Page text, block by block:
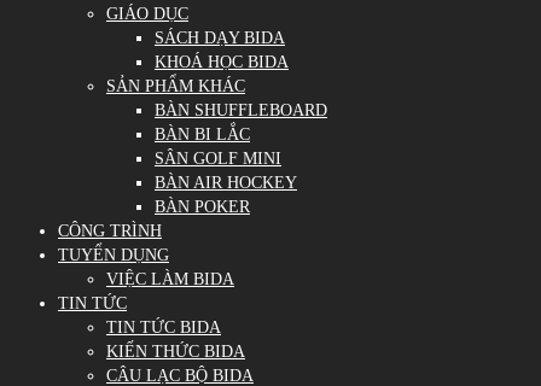
GIÁO DỤC
SÁCH DẠY BIDA
KHOÁ HỌC BIDA
SẢN PHẨM KHÁC
BÀN SHUFFLEBOARD
BÀN BI LẮC
SÂN GOLF MINI
BÀN AIR HOCKEY
BÀN POKER
CÔNG TRÌNH
TUYỂN DỤNG
VIỆC LÀM BIDA
TIN TỨC
TIN TỨC BIDA
KIẾN THỨC BIDA
CÂU LẠC BỘ BIDA